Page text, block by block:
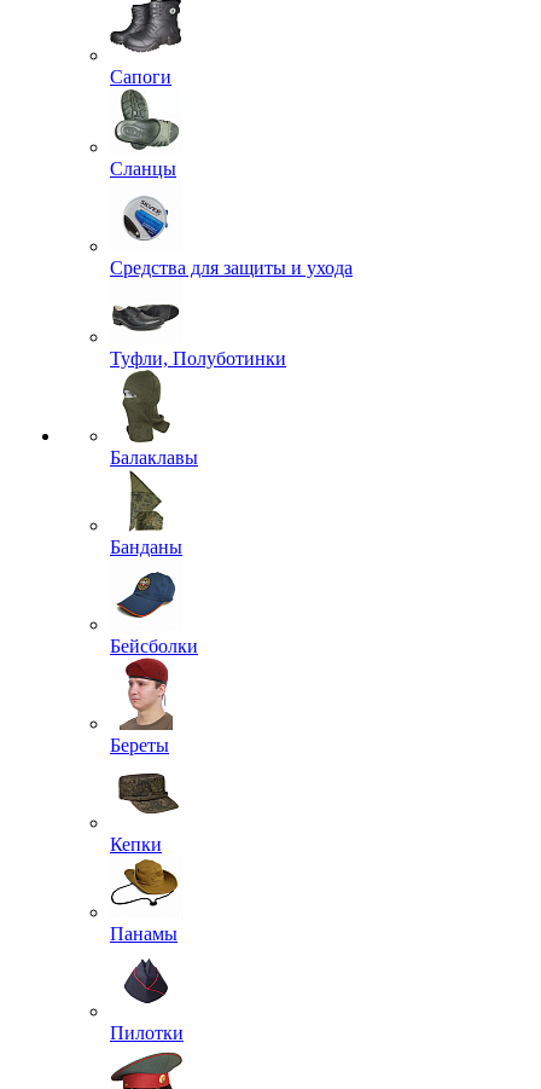
Сапоги
Сланцы
Средства для защиты и ухода
Туфли, Полуботинки
Балаклавы
Банданы
Бейсболки
Береты
Кепки
Панамы
Пилотки